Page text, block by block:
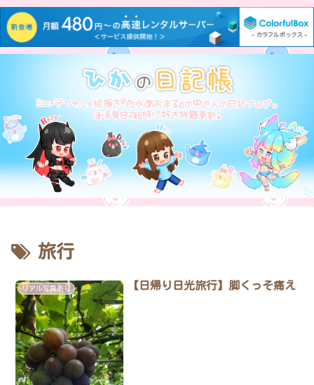
旅行
リアル写真あり 【日帰り日光旅行】脚くっそ痛え